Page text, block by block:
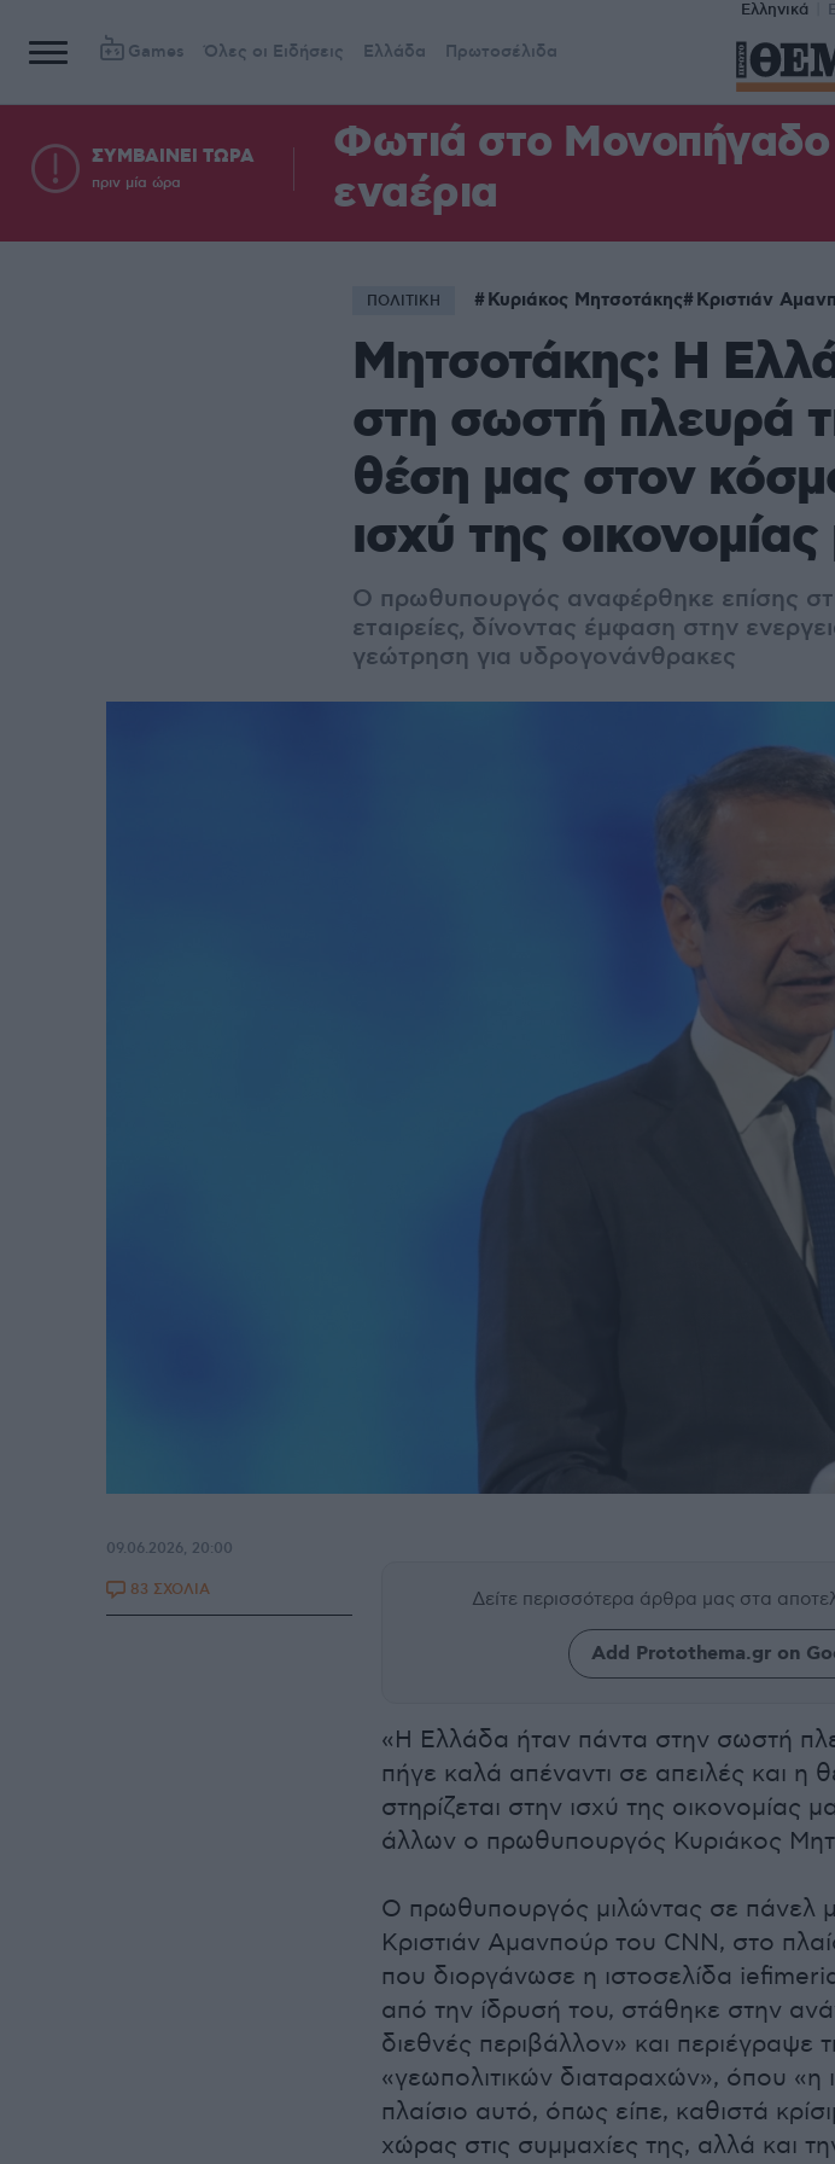
Ελληνικά
Games Όλες οι Ειδήσεις Ελλάδα Πρωτοσέλιδα
ΣΥΜΒΑΙΝΕΙ ΤΩΡΑ
πριν μία ώρα
Φωτιά στο Μονοπήγαδο
εναέρια
ΠΟΛΙΤΙΚΗ Κυριάκος Μητσοτάκης Κριστιάν
Μητσοτάκης: Η
στη σωστή πλευρά
θέση μας στον
ισχύ της
Ο πρωθυπουργός αναφέρθηκε επίσης
εταιρείες, δίνοντας έμφαση στην
γεώτρηση για υδρογονάνθρακες
Δείτε περισσότερα άρθρα μας στα
Add Protothema.gr on
«Η Ελλάδα ήταν πάντα στην σωστή
πήγε καλά απέναντι σε απειλές και η
στηρίζεται στην ισχύ της οικονομίας
άλλων ο πρωθυπουργός Κυριάκος
Ο πρωθυπουργός μιλώντας σε πάνελ
Κριστιάν Αμανπούρ του CNN, στο
που διοργάνωσε η ιστοσελίδα
από την ίδρυσή του, στάθηκε στην
διεθνές περιβάλλον» και περιέγραψε
«γεωπολιτικών διαταραχών», όπου «η
πλαίσιο αυτό, όπως είπε, καθιστά
χώρας στις συμμαχίες της, αλλά και
09.06.2026, 20:00
83 ΣΧΟΛΙΑ